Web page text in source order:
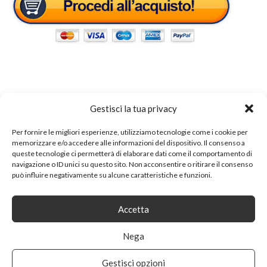
Gestisci la tua privacy
Per fornire le migliori esperienze, utilizziamo tecnologie come i cookie per
memorizzare e/o accedere alle informazioni del dispositivo. Il consenso a
queste tecnologie ci permetterà di elaborare dati come il comportamento di
navigazione o ID unici su questo sito. Non acconsentire o ritirare il consenso
può influire negativamente su alcune caratteristiche e funzioni.
Accetta
Nega
Gestisci opzioni
SHARE ON
PREVIOUS ARTICLE